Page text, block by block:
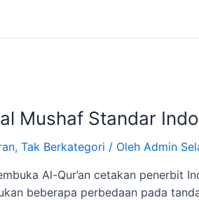
Mushaf Standar
, Tak Berkategori / Oleh Admin
Al-Qur’an cetakan penerbit
beberapa perbedaan pada